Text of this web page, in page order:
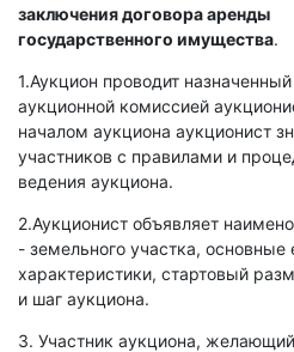
заключения договора аренды
государственного имущества.
1.Аукцион проводит назначенный
аукционной комиссией
началом аукциона аукционист
участников с правилами и
ведения аукциона.
2.Аукционист объявляет
- земельного участка, основные
характеристики, стартовый
и шаг аукциона.
3. Участник аукциона, желающий